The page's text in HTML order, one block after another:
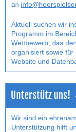
an
Aktuell suchen wir
Programm im
Wettbewerb, das
organisiert sowie
Website und
Unterstütz
Wir sind ein
Unterstützung hilft